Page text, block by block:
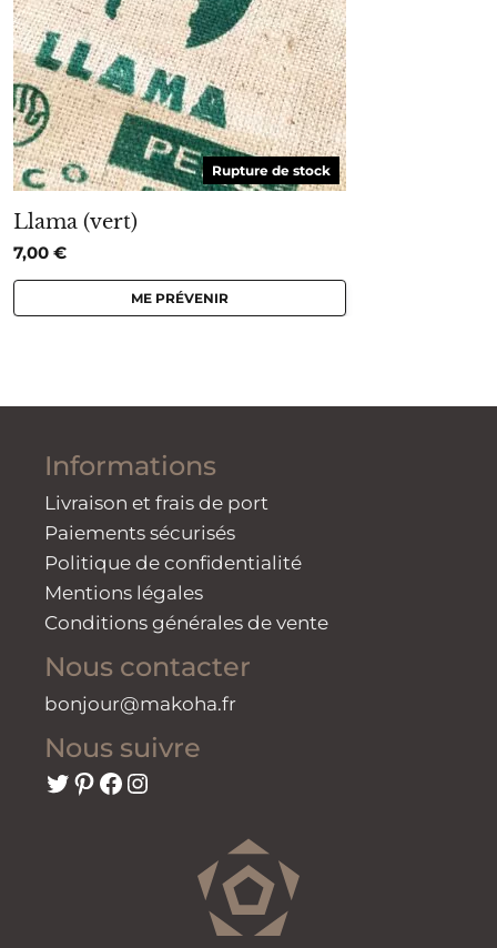
Rupture de stock
Llama (vert)
7,00 €
ME PRÉVENIR
Informations
Livraison et frais de port
Paiements sécurisés
Politique de confidentialité
Mentions légales
Conditions générales de vente
Nous contacter
bonjour@makoha.fr
Nous suivre
Twitter
Pinterest
Facebook
Instagram